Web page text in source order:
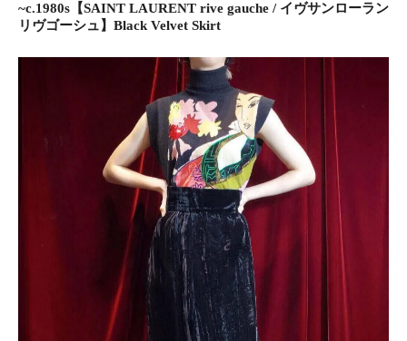
~c.1980s【SAINT LAURENT rive gauche / イヴサンローラン
リヴゴーシュ】Black Velvet Skirt